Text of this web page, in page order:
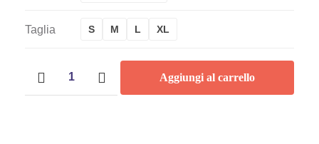
Taglia S M L XL
a
Aggiungi al carrello